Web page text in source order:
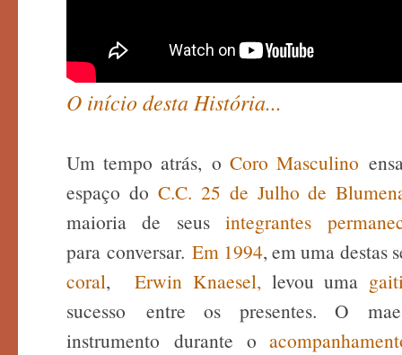
O início desta História...
Um tempo atrás, o Coro Masculino
espaço do C.C. 25 de Julho de
maioria de seusintegrantes
para conversar. Em 1994, em uma destas
coral, Erwin Knaesel, levou uma
sucesso entre os presentes. O
instrumento durante o